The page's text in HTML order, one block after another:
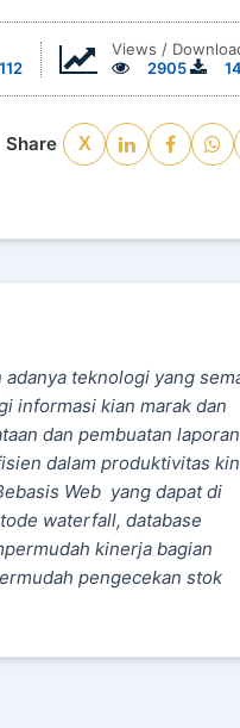
Views /
2905
Share X
teknologi yang
informasi kian marak dan
dan pembuatan laporan
dalam produktivitas
Web yang dapat di
waterfall, database
kinerja bagian
pengecekan stok